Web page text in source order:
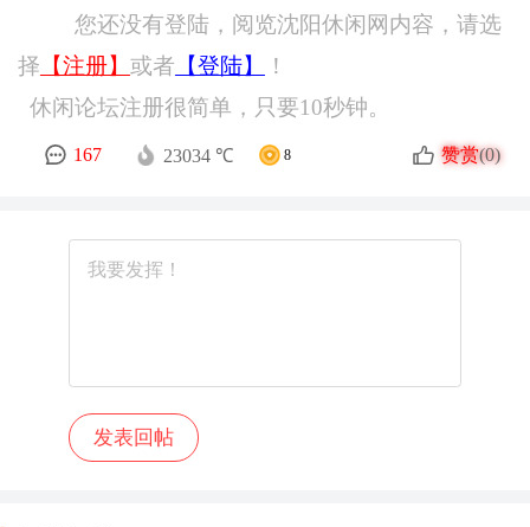
您还没有登陆，阅览沈阳休闲网内容，请选
择 【注册】 或者 【登陆】
！
休闲论坛注册很简单，只要10秒钟。
167 23034 ℃ 8 赞赏(0)